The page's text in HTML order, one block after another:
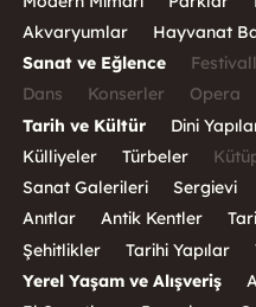
Akvaryumlar
Hayvanat
Sanat ve Eğlence
Dans
Konserler Opera
Tarih ve Kültür
Dini
Külliyeler
Türbeler
Sanat Galerileri
Sergievi
Anıtlar
Antik Kentler
Şehitlikler
Tarihi Yapılar
Yerel Yaşam ve Alışveriş